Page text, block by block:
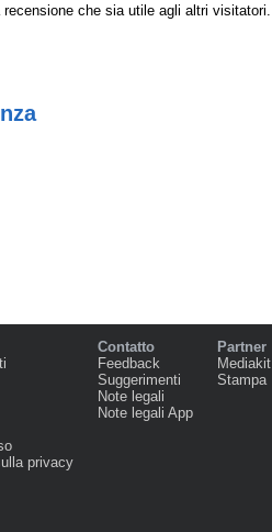
recensione che sia utile agli altri visitatori.
privacy
Contatto
Feedback
Suggerimenti
Note legali
Note legali App
Partner
Mediakit
Stampa